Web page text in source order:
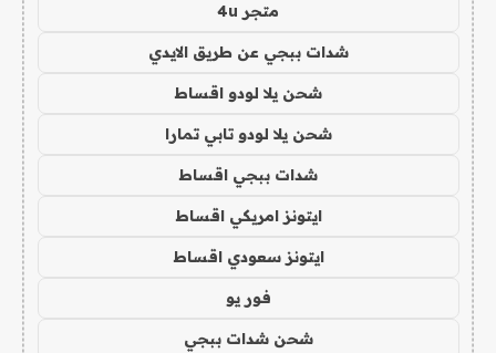
متجر 4u
شدات ببجي عن طريق الايدي
شحن يلا لودو اقساط
شحن يلا لودو تابي تمارا
شدات ببجي اقساط
ايتونز امريكي اقساط
ايتونز سعودي اقساط
فور يو
شحن شدات ببجي